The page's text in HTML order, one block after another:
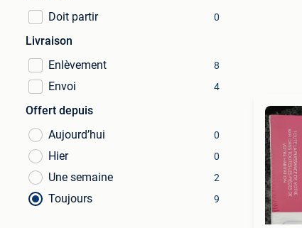
Doit partir
0
Livraison
Enlèvement
8
Envoi 4
Offert depuis
Aujourd’hui
0
Hier 0
Une semaine 2
Toujours 9